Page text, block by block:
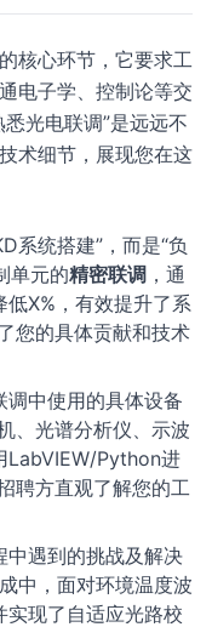
核心环节，它要求工
电子学、控制论等交
光电联调”是远远不
术细节，展现您在这
系统搭建”，而是“负
单元的精密联调 ，通
低X%，有效提升了系
您的具体贡献和技术
调中使用的具体设备
、光谱分析仪、示波
LabVIEW/Python进
聘方直观了解您的工
中遇到的挑战及解决
中，面对环境温度波
实现了自适应光路校